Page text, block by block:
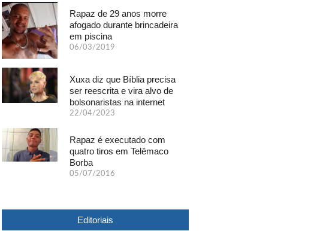
Rapaz de 29 anos morre
afogado durante brincadeira
em piscina
06/03/2019
Xuxa diz que Bíblia precisa
ser reescrita e vira alvo de
bolsonaristas na internet
22/04/2023
Rapaz é executado com
quatro tiros em Telêmaco
Borba
05/07/2016
Editoriais